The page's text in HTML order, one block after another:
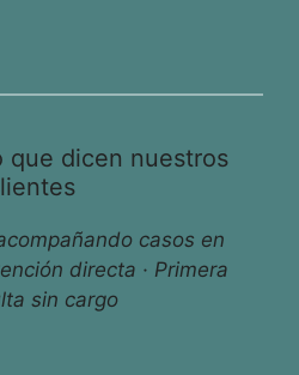
que dicen nuestros
casos en
directa · Primera
sin cargo